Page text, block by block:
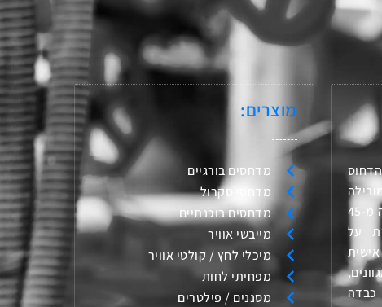
בחדשנות ומצוינות כבר למעלה מ-45
על
כבדה
מוצרים:
מדחסים בורגיים
מדחסי סקרול
מדחסים בוכנתיים
מייבשי אוויר
מיכלי לחץ / קולטי אוויר
מפחיתי לחות
מסננים / פילטרים